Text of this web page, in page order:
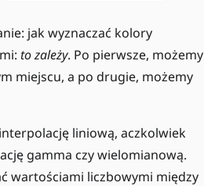
jak wyznaczać kolory
to zależy. Po pierwsze, możemy
miejscu, a po drugie, możemy
liniową, aczkolwiek
gamma czy wielomianową.
wartościami liczbowymi między